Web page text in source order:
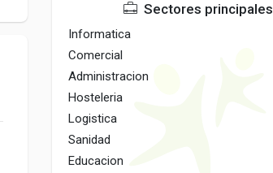
Sectores principales
Informatica
Comercial
Administracion
Hosteleria
Logistica
Sanidad
Educacion